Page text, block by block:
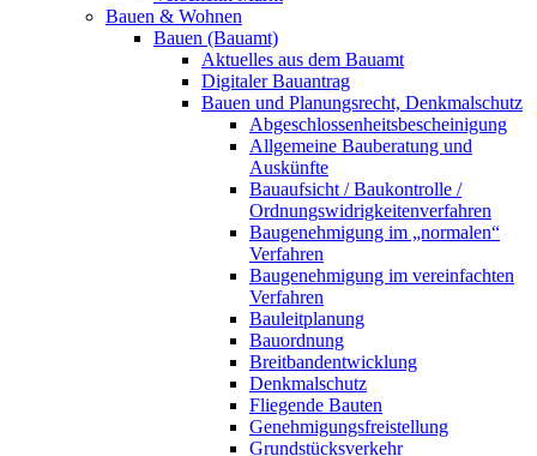
Bauen & Wohnen
Bauen (Bauamt)
Aktuelles aus dem Bauamt
Digitaler Bauantrag
Bauen und Planungsrecht, Denkmalschutz
Abgeschlossenheitsbescheinigung
Allgemeine Bauberatung und
Auskünfte
Bauaufsicht / Baukontrolle /
Ordnungswidrigkeitenverfahren
Baugenehmigung im „normalen“
Verfahren
Baugenehmigung im vereinfachten
Verfahren
Bauleitplanung
Bauordnung
Breitbandentwicklung
Denkmalschutz
Fliegende Bauten
Genehmigungsfreistellung
Grundstücksverkehr